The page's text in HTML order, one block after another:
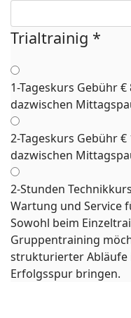
Trialtrainig *
1-Tageskurs Gebühr €
dazwischen
2-Tageskurs Gebühr €
dazwischen
2-Stunden
Wartung und Service
Sowohl beim
Gruppentraining
strukturierter Abläufe
Erfolgsspur bringen.